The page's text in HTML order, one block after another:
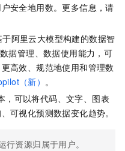
安全地用数。更多信息，请
于阿里云大模型构建的数据智
据管理、数据使用能力，可
高效、规范地使用和管理数
（新） 。
，可以将代码、文字、图表
可视化预测数据变化趋势。
行资源归属于用户。